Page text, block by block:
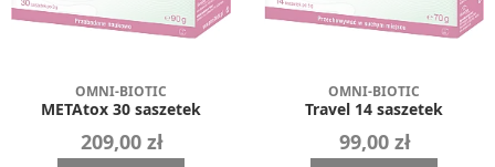
OMNI-BIOTIC
METAtox 30 saszetek
209,00 zł
OMNI-BIOTIC
Travel 14 saszetek
99,00 zł